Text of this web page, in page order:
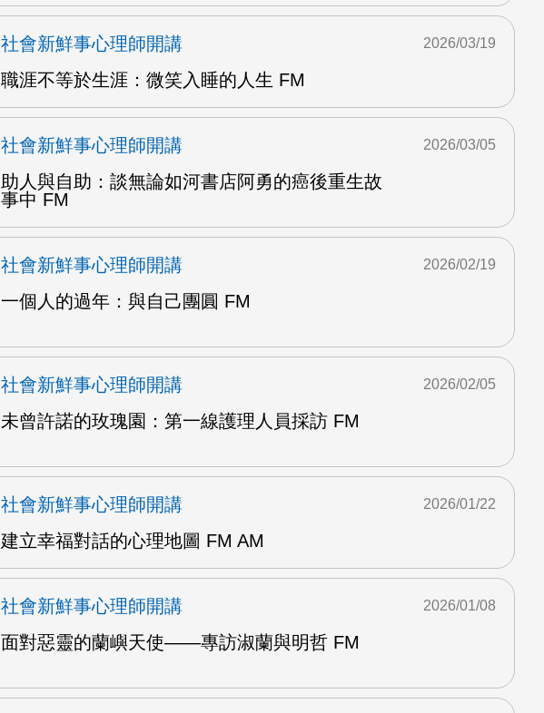
社會新鮮事心理師開講
職涯不等於生涯：微笑入睡的人生 FM
2026/03/19
社會新鮮事心理師開講
助人與自助：談無論如河書店阿勇的癌後重生故
事中 FM
2026/03/05
社會新鮮事心理師開講
一個人的過年：與自己團圓 FM
2026/02/19
社會新鮮事心理師開講
未曾許諾的玫瑰園：第一線護理人員採訪 FM
2026/02/05
社會新鮮事心理師開講
建立幸福對話的心理地圖 FM AM
2026/01/22
社會新鮮事心理師開講
面對惡靈的蘭嶼天使——專訪淑蘭與明哲 FM
2026/01/08